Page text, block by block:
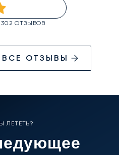
ОТЗЫВОВ
ОТЗЫВЫ
ЛЕТЕТЬ?